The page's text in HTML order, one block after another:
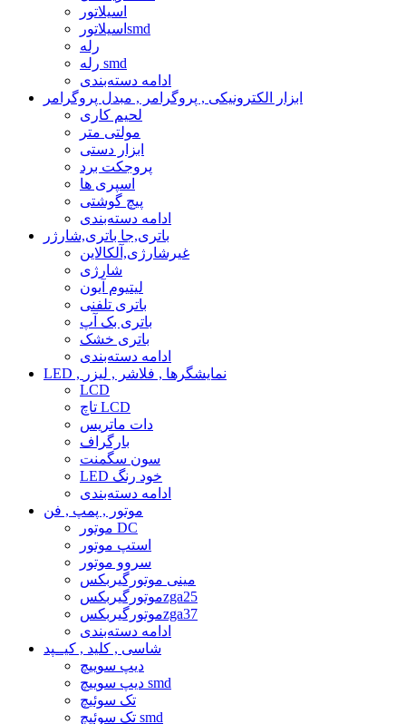
اسیلاتور
اسیلاتورsmd
رله
رله smd
ادامه دسته‌بندی
ابزار الکترونیکی , پروگرامر , مبدل پروگرامر
لحیم کاری
مولتی متر
ابزار دستی
پروجکت برد
اسپری ها
پیچ گوشتی
ادامه دسته‌بندی
باتری,جا باتری,شارژر
غیرشارژی,آلکالاین
شارژی
لیتیوم آیون
باتری تلفنی
باتری بک آپ
باتری خشک
ادامه دسته‌بندی
LED , نمایشگرها , فلاشر , لیزر
LCD
تاچ LCD
دات ماتریس
بارگراف
سون سگمنت
LED خود رنگ
ادامه دسته‌بندی
موتور , پمپ , فن
موتور DC
استپ موتور
سروو موتور
مینی موتورگیربکس
موتورگیربکسzga25
موتورگیربکسzga37
ادامه دسته‌بندی
شاسی , کلید , کیــپد
دیپ سوییچ
دیپ سوییچ smd
تک سوئیچ
تک سوئیچ smd